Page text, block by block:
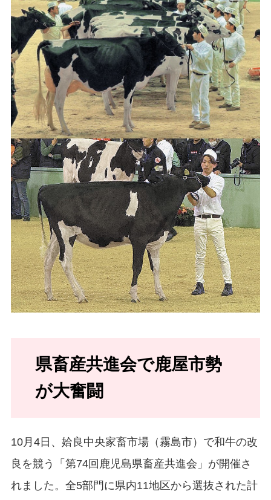
県畜産共進会で鹿屋市勢
が大奮闘
10月4日、姶良中央家畜市場（霧島市）で和牛の改
良を競う「第74回鹿児島県畜産共進会」が開催さ
れました。全5部門に県内11地区から選抜された計